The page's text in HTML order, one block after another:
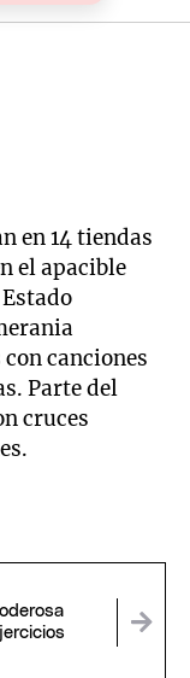
en 14 tiendas
el apacible
canciones
Parte del
cruces